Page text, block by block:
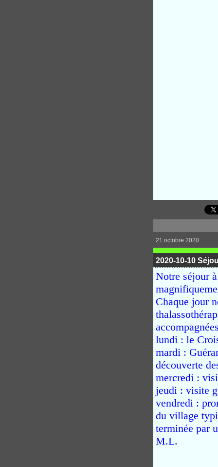
21 octobre 2020
2020-10-10
Notre séjour
Chaque jour
lundi : le
mardi :
découverte
mercredi :
jeudi : visite
vendredi :
du village
terminée par
M.L.